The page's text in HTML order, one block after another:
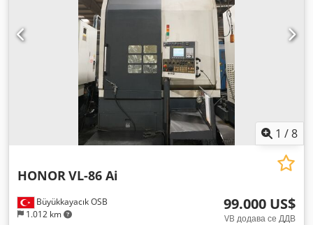
1 /8
Büyükkayacık OSB
1.012 km
HONORVL-86 Ai
99.000 US$
VB додава се ДДВ